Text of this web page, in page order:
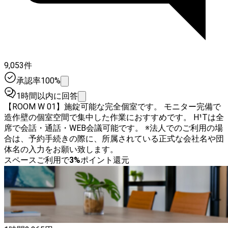
9,053件
承認率100%
1時間以内に回答
【ROOM W 01】施錠可能な完全個室です。 モニター完備で
造作壁の個室空間で集中した作業におすすめです。 H¹Tは全
席で会話・通話・WEB会議可能です。 ※法人でのご利用の場
合は、予約手続きの際に、所属されている正式な会社名や団
体名の入力をお願い致します。
スペースご利用で3%ポイント還元